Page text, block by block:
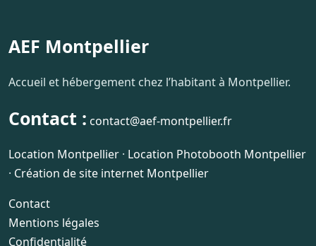
AEF Montpellier
Accueil et hébergement chez l’habitant à Montpellier.
Contact : contact@aef-montpellier.fr
Location Montpellier · Location Photobooth Montpellier
· Création de site internet Montpellier
Contact
Mentions légales
Confidentialité